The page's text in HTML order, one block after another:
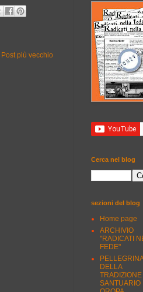
Post più vecchio
Cerca nel blog
sezioni del blog
Home page
ARCHIVIO
"RADICATI
FEDE"
DELLA
TRADIZIONE
SANTUARIO